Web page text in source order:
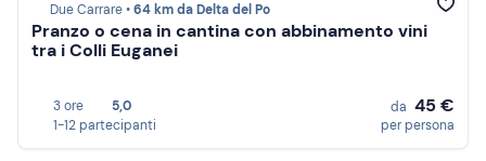
Due Carrare •64 km da Delta del Po
Pranzo o cena in cantina con abbinamento vini
tra i Colli Euganei
3 ore
5,0
1-12 partecipanti
da 45 €
per persona